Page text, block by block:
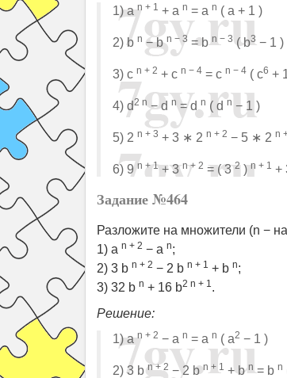
1) an + 1 + a n = a n ( a + 1 )
2) b n − bn − 3 = bn − 3( b3− 1 )
3) c n + 2 + c n − 4 = c n − 4 ( c6 +
4) d2 n− d n= d n ( d n − 1 )
5) 2 n + 3 + 3 ∗ 2 n + 2 − 5 ∗ 2 n
6) 9n + 1+ 3n + 2 = ( 32 )n + 1 +
Задание №464
Разложите на множители (n −
1) a n + 2 − a n;
2) 3 b n + 2 − 2 b n + 1 + b n;
3) 32 b n + 16 b2 n + 1.
Решение:
1) an + 2 − a n = a n ( a2 − 1 )
2) 3 bn + 2 − 2 bn + 1 + bn= b n